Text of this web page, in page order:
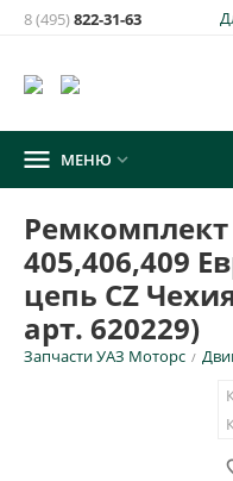
8 (495)822-31-63
 МЕНЮ 
405,406,409
цепь CZ
арт. 620229)
Запчасти УАЗ Моторс /
товара:
Ремкомплект привода
двухрядная цепь CZ
E-mail для
Номер телефона для